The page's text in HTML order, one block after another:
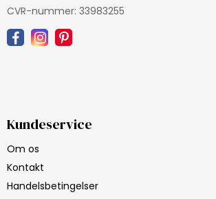
CVR-nummer: 33983255
Kundeservice
Om os
Kontakt
Handelsbetingelser